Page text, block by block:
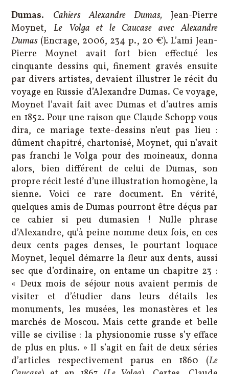
Dumas. Cahiers Alexandre Dumas, Jean-Pierre
Moynet,Le Volga et le Caucase avec Alexandre
Dumas (Encrage, 2006, 234 p., 20 €). L’ami Jean-
Pierre Moynet avait fort bien effectué les
cinquante dessins qui, finement gravés ensuite
par divers artistes, devaient illustrer le récit du
voyage en Russie d’Alexandre Dumas. Ce voyage,
Moynet l’avait fait avec Dumas et d’autres amis
en 1852. Pour une raison que Claude Schopp vous
dira, ce mariage texte-dessins n’eut pas lieu :
dûment chapitré, chartonisé, Moynet, qui n’avait
pas franchi le Volga pour des moineaux, donna
alors, bien différent de celui de Dumas, son
propre récit lesté d’une illustration homogène, la
sienne. Voici ce rare document. En vérité,
quelques amis de Dumas pourront être déçus par
ce cahier si peu dumasien ! Nulle phrase
d’Alexandre, qu’à peine nomme deux fois, en ces
deux cents pages denses, le pourtant loquace
Moynet, lequel démarre la fleur aux dents, aussi
sec que d’ordinaire, on entame un chapitre 23 :
« Deux mois de séjour nous avaient permis de
visiter et d’étudier dans leurs détails les
monuments, les musées, les monastères et les
marchés de Moscou. Mais cette grande et belle
ville se civilise : la physionomie russe s’y efface
de plus en plus. » Il s’agit en fait de deux séries
d’articles respectivement parus en 1860 (Le